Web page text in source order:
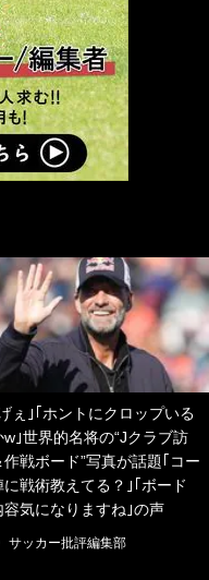
ぇ｣｢ホントにクロップいる
w｣世界的名将の“Jクラブ訪
作戦ボード”写真が話題｢コー
に戦術教えてる？｣｢ボード
容気になりますね｣の声
サッカー批評編集部